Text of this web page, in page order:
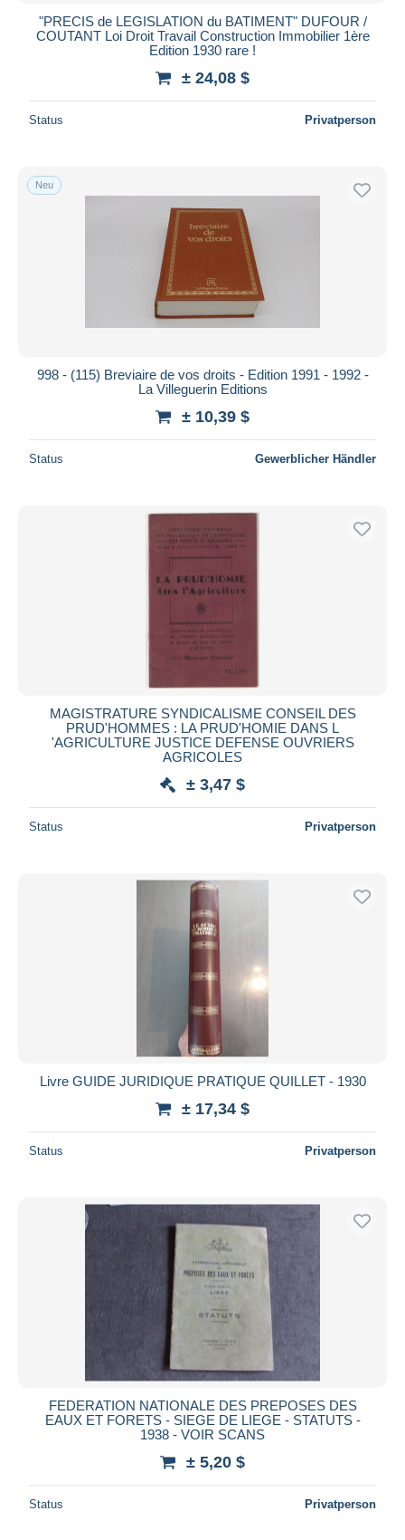
"PRECIS de LEGISLATION du BATIMENT" DUFOUR /
COUTANT Loi Droit Travail Construction Immobilier 1ère
Edition 1930 rare !
± 24,08 $
Status Privatperson
Neu
998 - (115) Breviaire de vos droits - Edition 1991 - 1992 -
La Villeguerin Editions
± 10,39 $
Status Gewerblicher Händler
MAGISTRATURE SYNDICALISME CONSEIL DES
PRUD'HOMMES : LA PRUD'HOMIE DANS L
'AGRICULTURE JUSTICE DEFENSE OUVRIERS
AGRICOLES
± 3,47 $
Status Privatperson
Livre GUIDE JURIDIQUE PRATIQUE QUILLET - 1930
± 17,34 $
Status Privatperson
FEDERATION NATIONALE DES PREPOSES DES
EAUX ET FORETS - SIEGE DE LIEGE - STATUTS -
1938 - VOIR SCANS
± 5,20 $
Status Privatperson